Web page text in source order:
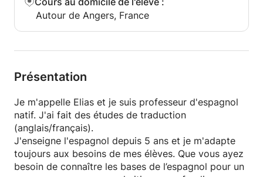
Autour de Angers, France
Présentation
Je m'appelle Elias et je suis professeur d'espagnol
natif. J'ai fait des études de traduction
(anglais/français).
J'enseigne l'espagnol depuis 5 ans et je m'adapte
toujours aux besoins de mes élèves. Que vous ayez
besoin de connaître les bases de l’espagnol pour un